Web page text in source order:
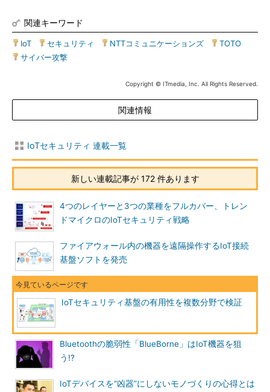
関連キーワード
IoT セキュリティ NTTコミュニケーションズ TOTO
サイバー攻撃
Copyright © ITmedia, Inc. All Rights Reserved.
関連情報
IoTセキュリティ 連載一覧
新しい連載記事が 172 件あります
4つのレイヤーと3つの業種をフルカバー、トレン
ドマイクロのIoTセキュリティ戦略
ファイアウォール内の機器を遠隔操作するIoT接続
基盤ソフトを発売
IoTセキュリティ基盤の有用性を複数分野で検証
Bluetoothの脆弱性「BlueBorne」はIoT機器を狙
う!?
IoTデバイスを“凶器”にしないモノづくりの心得とは